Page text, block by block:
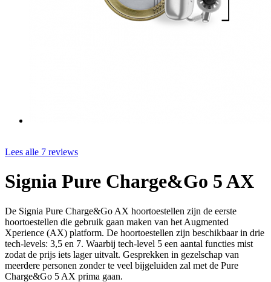
Lees alle 7 reviews
Signia Pure Charge&Go 5 AX
De Signia Pure Charge&Go AX hoortoestellen zijn de eerste
hoortoestellen die gebruik gaan maken van het Augmented
Xperience (AX) platform. De hoortoestellen zijn beschikbaar in drie
tech-levels: 3,5 en 7. Waarbij tech-level 5 een aantal functies mist
zodat de prijs iets lager uitvalt. Gesprekken in gezelschap van
meerdere personen zonder te veel bijgeluiden zal met de Pure
Charge&Go 5 AX prima gaan.